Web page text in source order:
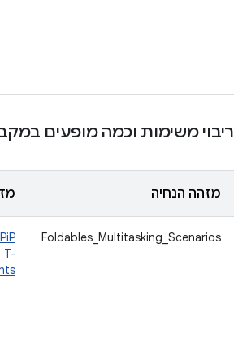
ריבוי משימות וכמה מופעים
מזהה הנחיה
Foldables_Multitasking_Scenarios
T-